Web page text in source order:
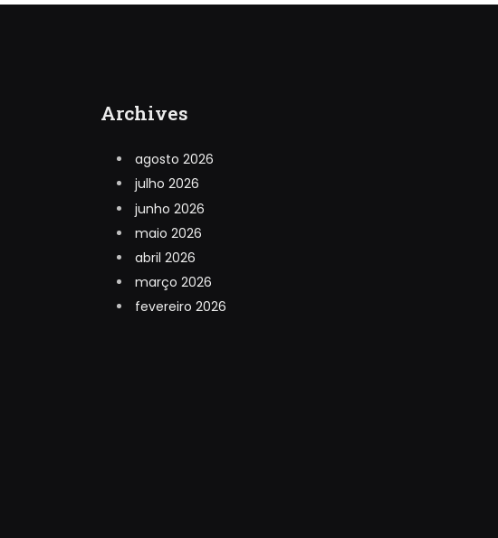
Archives
agosto 2026
julho 2026
junho 2026
maio 2026
abril 2026
março 2026
fevereiro 2026